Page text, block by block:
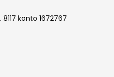
konto 1672767